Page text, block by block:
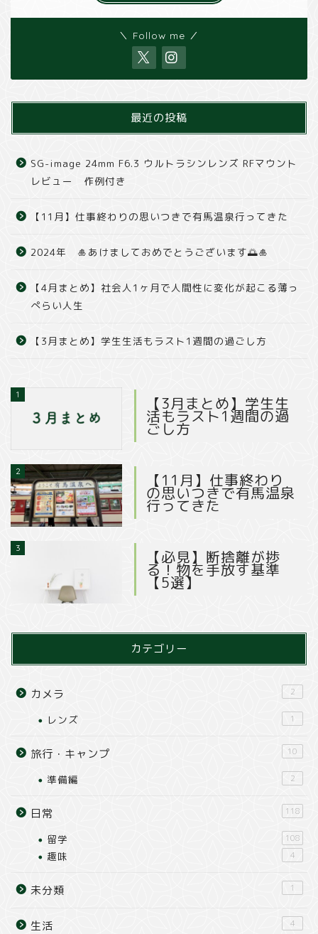
＼ Follow me ／
最近の投稿
SG-image 24mm F6.3 ウルトラシンレンズ RFマウント
レビュー 作例付き
【11月】仕事終わりの思いつきで有馬温泉行ってきた
2024年 🎍あけましておめでとうございます🌅🎍
【4月まとめ】社会人1ヶ月で人間性に変化が起こる薄っ
ぺらい人生
【3月まとめ】学生生活もラスト1週間の過ごし方
1 【3月まとめ】学生生
活もラスト1週間の過
ごし方
2 【11月】仕事終わり
の思いつきで有馬温泉
行ってきた
3 【必見】断捨離が捗
る！物を手放す基準
【5選】
カテゴリー
カメラ 2
レンズ 1
旅行・キャンプ 10
準備編 2
日常 118
留学 108
趣味 4
未分類 1
生活 4